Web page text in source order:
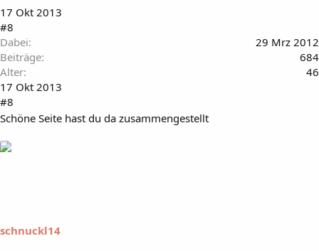
17 Okt 2013
#8
Dabei
29 Mrz 2012
Beiträge
684
Alter
46
17 Okt 2013
#8
Schöne Seite hast du da zusammengestellt
schnuckl14